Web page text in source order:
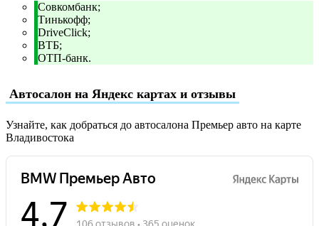
Совкомбанк;
Тинькофф;
DriveClick;
ВТБ;
ОТП-банк.
Автосалон на Яндекс картах и отзывы
Узнайте, как добраться до автосалона Премьер авто на карте
Владивостока